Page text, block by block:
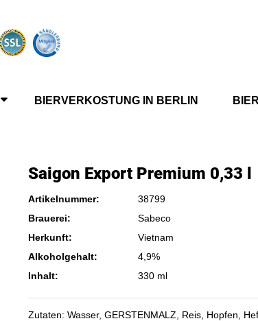
BIERVERKOSTUNG IN BERLIN
Saigon Export Premium 0,33 l
Artikelnummer:
38799
Brauerei:
Sabeco
Herkunft:
Vietnam
Alkoholgehalt:
4,9%
Inhalt:
330 ml
Zutaten: Wasser, GERSTENMALZ, Reis, Hopfen,